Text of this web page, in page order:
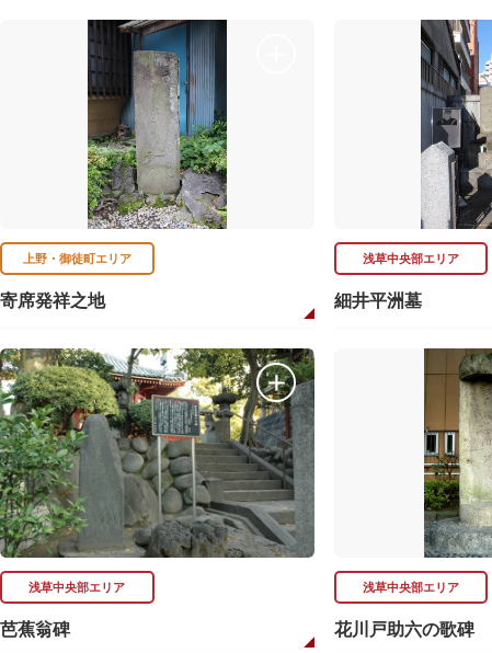
上野・御徒町エリア
寄席発祥之地
浅草中央部エリア
細井平洲墓
浅草中央部エリア
芭蕉翁碑
浅草中央部エリア
花川戸助六の歌碑